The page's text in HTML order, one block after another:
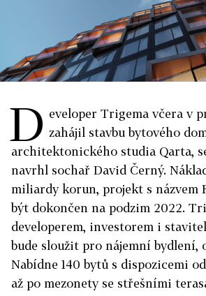
D eveloper Trigema včera v
zahájil stavbu bytového
architektonického studia Qarta,
navrhl sochař David Černý.
miliardy korun, projekt s názvem
být dokončen na podzim 2022.
developerem, investorem i
bude sloužit pro nájemní bydlení,
Nabídne 140 bytů s dispozicemi
až po mezonety se střešními